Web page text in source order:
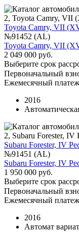
Toyota Camry, VII
№91452 (AL)
Toyota Camry, VII
2 049 000 руб.
Выберите срок
Первоначальный
Ежемесячный
2016
Subaru Forester, IV
№91451 (AL)
Subaru Forester, IV
1 950 000 руб.
Выберите срок
Первоначальный
Ежемесячный
2016
Автомат